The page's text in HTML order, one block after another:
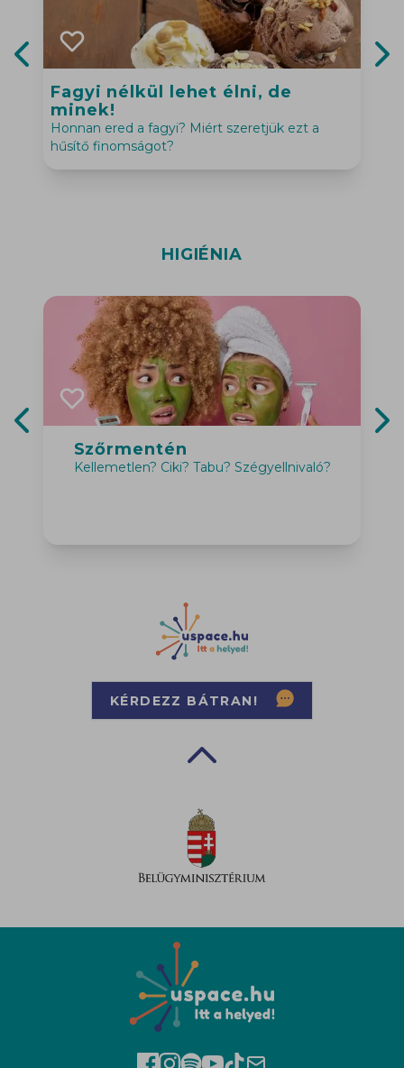
Fagyi nélkül lehet élni, de
minek!
Honnan ered a fagyi? Miért szeretjük ezt a
hűsítő finomságot?
Previous slide
HIGIÉNIA
Szőrmentén
Kellemetlen? Ciki? Tabu? Szégyellnivaló?
Previous slide
KÉRDEZZ BÁTRAN!